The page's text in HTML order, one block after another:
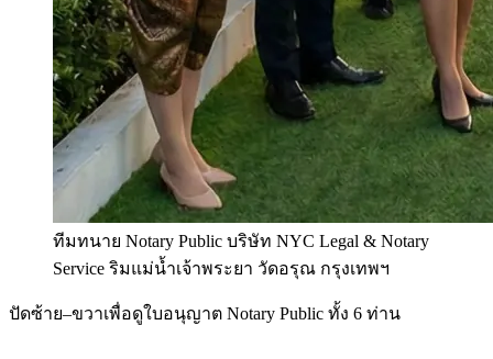
ทีมทนาย Notary Public บริษัท NYC Legal & Notary
Service ริมแม่น้ำเจ้าพระยา วัดอรุณ กรุงเทพฯ
ปัดซ้าย–ขวาเพื่อดูใบอนุญาต Notary Public ทั้ง 6 ท่าน